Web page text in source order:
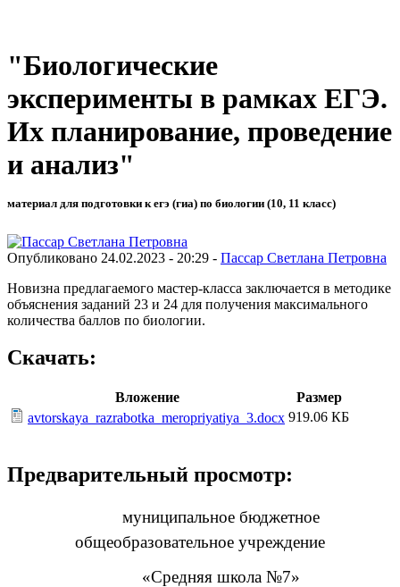
"Биологические
эксперименты в рамках ЕГЭ.
Их планирование, проведение
и анализ"
материал для подготовки к егэ (гиа) по биологии (10, 11 класс)
Опубликовано 24.02.2023 - 20:29 - Пассар Светлана Петровна
Новизна предлагаемого мастер-класса заключается в методике
объяснения заданий 23 и 24 для получения максимального
количества баллов по биологии.
Скачать:
Вложение
Размер
avtorskaya_razrabotka_meropriyatiya_3.docx 919.06 КБ
Предварительный просмотр:
муниципальное бюджетное
общеобразовательное учреждение
«Средняя школа №7»